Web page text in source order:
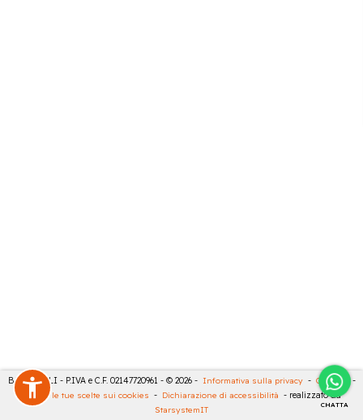
CHATTA
BARTESELLI - P.IVA e C.F. 02147720961 - © 2026 - Informativa sulla privacy - Cookies
-
Rivedi le tue scelte sui cookies - Dichiarazione di accessibilità - realizzato da
StarsystemIT